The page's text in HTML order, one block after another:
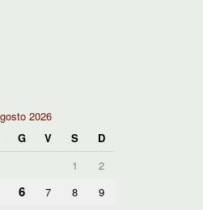
2026
G V S
D
1
2
6 7 8
9